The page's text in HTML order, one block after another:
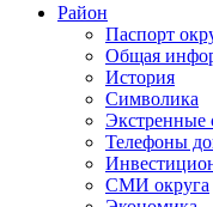
Район
Паспорт
Общая
История
Символика
Экстренные
Телефоны
СМИ округа